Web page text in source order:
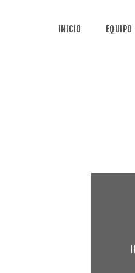
INICIO EQUIPO